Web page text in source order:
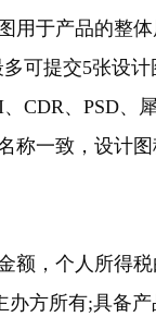
于产品的整
可提交5张设计
CDR、PSD、
一致，设计
，个人所得税
方所有;具备